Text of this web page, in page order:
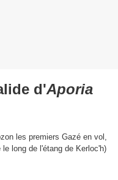
d'Aporia
les premiers Gazé en vol,
long de l'étang de Kerloc'h)